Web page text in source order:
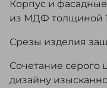
Корпус и
из МДФ толщиной
Срезы изделия
Сочетание серого
дизайну